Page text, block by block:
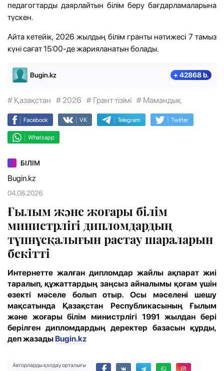
педагогтарды даярлайтын білім беру бағдарламаларына
түскен.
Айта кетейік, 2026 жылдың білім гранты нәтижесі 7 тамыз
күні сағат 15:00-де жарияланатын болады.
Bugin.kz + 42868 b.
# Қазақстан # 2026 # Грант тізімі # Мамандық
| Facebook | VK | Telegram | Twitter
| Whatsapp
БІЛІМ
Bugin.kz
04.08.2026
Ғылым және жоғары білім
министрлігі дипломдардың
түпнұсқалығын растау шараларын
бекітті
Интернетте жалған дипломдар жайлы ақпарат жиі
таралып, құжаттардың заңсыз айналымы қоғам үшін
өзекті мәселе болып отыр. Осы мәселені шешу
мақсатында Қазақстан Республикасының Ғылым
және жоғары білім министрлігі 1991 жылдан бері
берілген дипломдардың деректер базасын құрды,
деп жазады Bugin.kz
Авторларды қолдау орталығы